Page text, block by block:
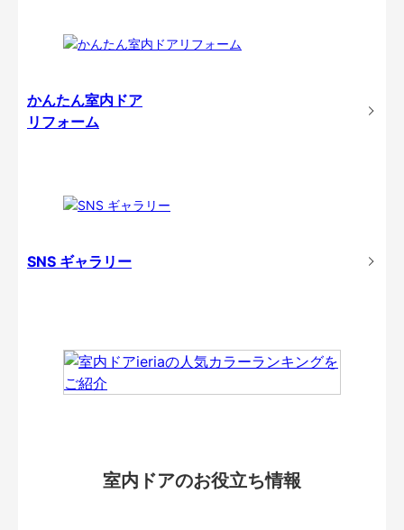
かんたん室内ドア
リフォーム
SNS ギャラリー
室内ドアのお役立ち情報